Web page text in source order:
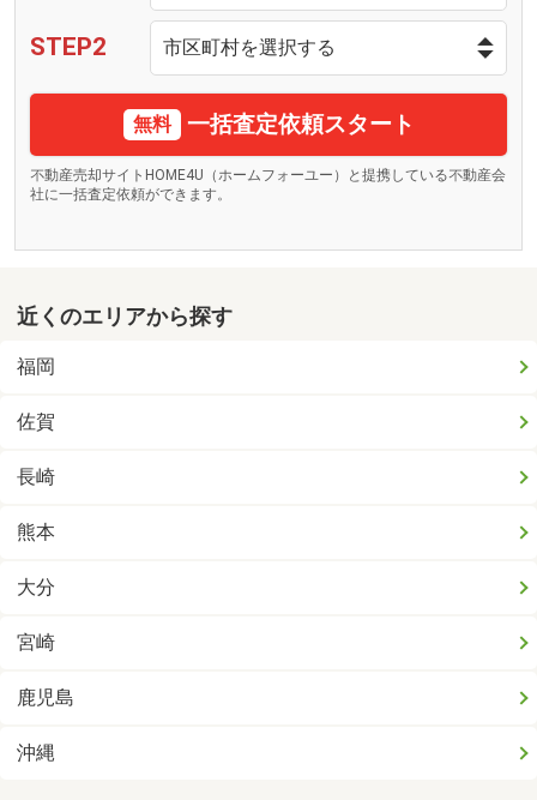
STEP2
無料 一括査定依頼スタート
不動産売却サイトHOME4U（ホームフォーユー）と提携している不動産会
社に一括査定依頼ができます。
近くのエリアから探す
福岡
佐賀
長崎
熊本
大分
宮崎
鹿児島
沖縄